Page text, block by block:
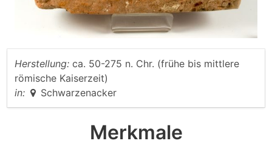
Herstellung: ca. 50-275 n. Chr. (frühe bis mittlere
römische Kaiserzeit)
in:
Schwarzenacker
Merkmale